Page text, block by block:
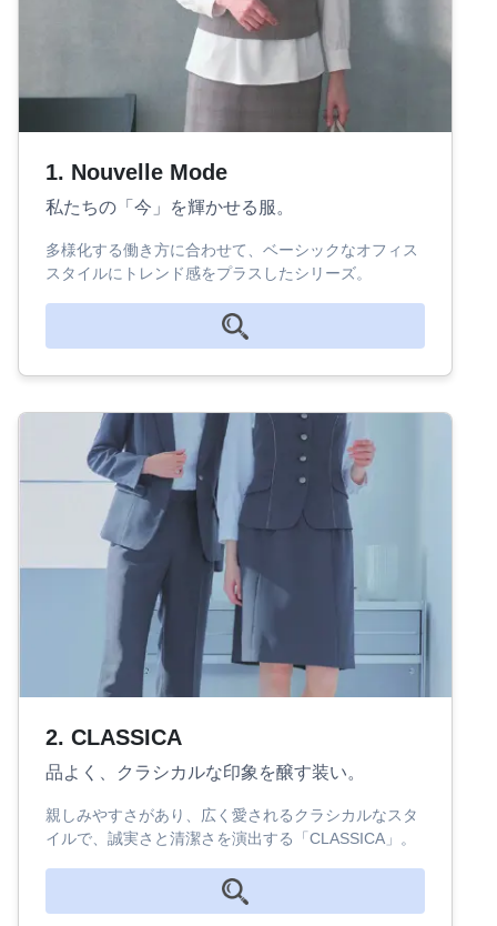
1. Nouvelle Mode
私たちの「今」を輝かせる服。
多様化する働き方に合わせて、ベーシックなオフィス
スタイルにトレンド感をプラスしたシリーズ。
2. CLASSICA
品よく、クラシカルな印象を醸す装い。
親しみやすさがあり、広く愛されるクラシカルなスタ
イルで、誠実さと清潔さを演出する「CLASSICA」。